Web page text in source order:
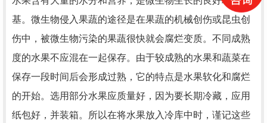
基。微生物侵入果蔬的途径是在果蔬的机械创伤或昆虫创
伤中，被微生物污染的果蔬很快就会腐烂变质。不同成熟
度的水果不应混在一起保存。由于较成熟的水果和蔬菜在
保存一段时间后会形成过熟，它的特点是水果软化和腐烂
的开始。选用部分水果应质量好，因为要长期冷藏，应用
纸包好，并装箱。所以在将水果放入冷库中时，谨记这些